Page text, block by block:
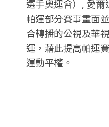
選手奧運會）, 愛爾
帕運部分賽事畫面
合轉播的公視及華
運，藉此提高帕運
運動平權。